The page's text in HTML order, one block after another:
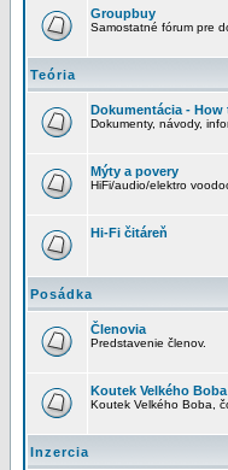
Groupbuy
Samostatné fórum pre
Teória
Dokumentácia - How
Dokumenty, návody,
Mýty a povery
HiFi/audio/elektro
Hi-Fi čitáreň
Posádka
Členovia
Predstavenie členov.
Koutek Velkého Boba
Koutek Velkého Boba,
Inzercia